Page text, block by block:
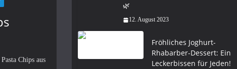
Chips aus
🌿
12. August 2023
Fröhliches Joghurt-
Rhabarber-Dessert: Ein
Leckerbissen für Jeden!